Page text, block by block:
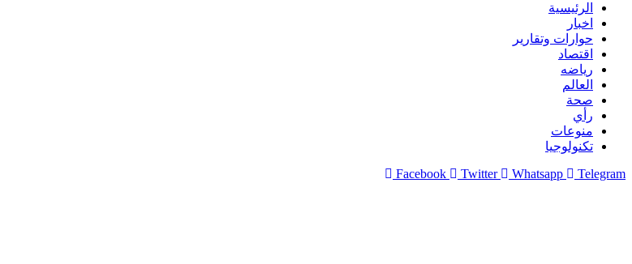
الرئيسية
اخبار
حوارات وتقارير
اقتصاد
رياضه
العالم
صحة
رأي
منوعات
تكنولوجيا
Facebook
Twitter Whatsapp Telegram